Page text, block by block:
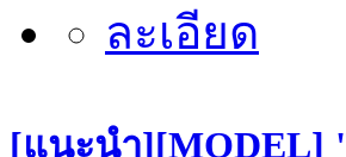
[แนะนำ][MODEL]